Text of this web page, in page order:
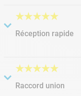
Facile à monter
★★★★★
Réception rapide
Réception rapide. Merci.
★★★★★
Raccord union